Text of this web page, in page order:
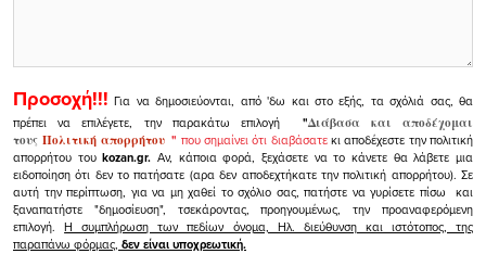
Προσοχή!!! Για να δημοσιεύονται, από 'δω και στο εξής, τα σχόλιά σας, θα
πρέπει να επιλέγετε, την παρακάτω επιλογή
"Διάβασα και αποδέχομαι
τουςΠολιτική απορρήτου" που σημαίνει ότι διαβάσατεκι αποδέχεστε την πολιτική
απορρήτου τουkozan.gr. Αν, κάποια φορά, ξεχάσετε να το κάνετε θα λάβετε μια
ειδοποίηση ότι δεν το πατήσατε (αρα δεν αποδεχτήκατε την πολιτική απορρήτου). Σε
αυτή την περίπτωση, για να μη χαθεί το σχόλιο σας, πατήστε να γυρίσετε πίσω και
ξαναπατήστε "δημοσίευση", τσεκάροντας, προηγουμένως, την προαναφερόμενη
επιλογή.Η συμπλήρωση των πεδίων όνομα, Ηλ. διεύθυνση και ιστότοπος, της
παραπάνω φόρμας, δεν είναι υποχρεωτική.